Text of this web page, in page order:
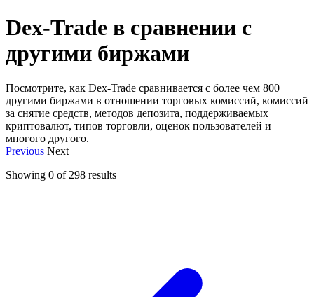
Dex-Trade в сравнении с
другими биржами
Посмотрите, как Dex-Trade сравнивается с более чем 800
другими биржами в отношении торговых комиссий, комиссий
за снятие средств, методов депозита, поддерживаемых
криптовалют, типов торговли, оценок пользователей и
многого другого.
Previous Next
Showing 0 of 298 results